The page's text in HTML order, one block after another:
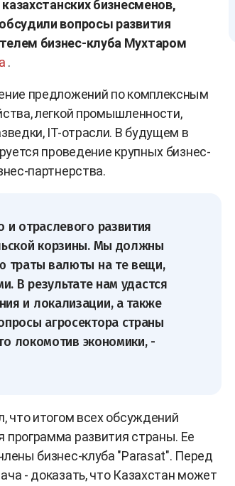
бизнесменов,
вопросы развития
бизнес-клуба Мухтаром
.
предложений по комплексным
легкой промышленности,
IT-отрасли. В будущем в
проведение крупных бизнес-
партнерства.
и отраслевого развития
корзины. Мы должны
траты валюты на те вещи,
В результате нам удастся
и локализации, а также
агросектора страны
локомотив экономики, -
что итогом всех обсуждений
программа развития страны. Ее
бизнес-клуба "Parasat". Перед
- доказать, что Казахстан может